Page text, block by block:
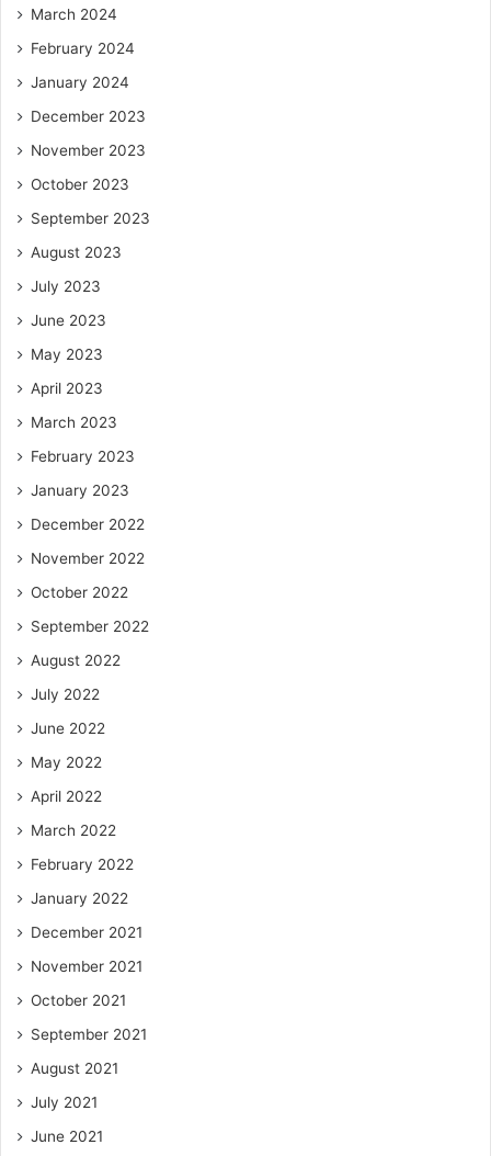
March 2024
February 2024
January 2024
December 2023
November 2023
October 2023
September 2023
August 2023
July 2023
June 2023
May 2023
April 2023
March 2023
February 2023
January 2023
December 2022
November 2022
October 2022
September 2022
August 2022
July 2022
June 2022
May 2022
April 2022
March 2022
February 2022
January 2022
December 2021
November 2021
October 2021
September 2021
August 2021
July 2021
June 2021